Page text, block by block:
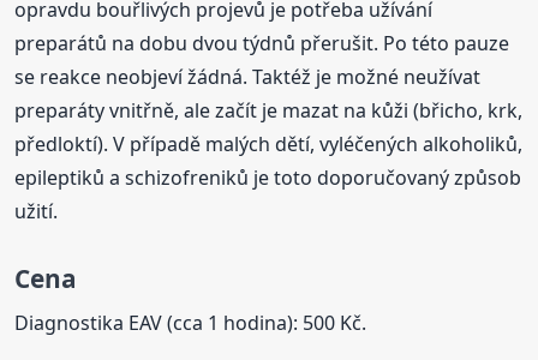
opravdu bouřlivých projevů je potřeba užívání
preparátů na dobu dvou týdnů přerušit. Po této pauze
se reakce neobjeví žádná. Taktéž je možné neužívat
preparáty vnitřně, ale začít je mazat na kůži (břicho, krk,
předloktí). V případě malých dětí, vyléčených alkoholiků,
epileptiků a schizofreniků je toto doporučovaný způsob
užití.
Cena
Diagnostika EAV (cca 1 hodina): 500 Kč.